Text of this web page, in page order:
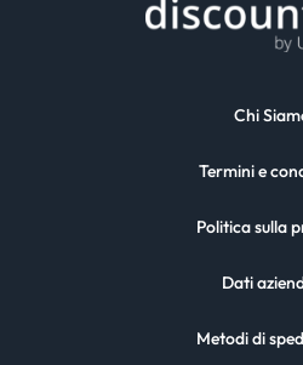
Chi
Termini e
Politica sulla
Dati
Metodi di